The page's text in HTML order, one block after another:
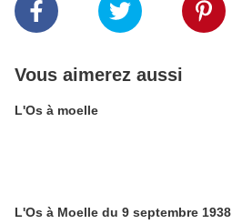
Vous aimerez aussi
L'Os à moelle
L'Os à Moelle du 9 septembre 1938